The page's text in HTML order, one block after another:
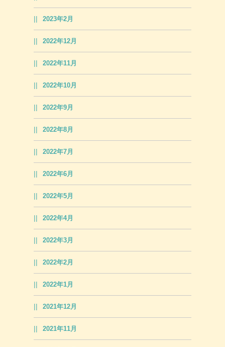
2023年2月
2022年12月
2022年11月
2022年10月
2022年9月
2022年8月
2022年7月
2022年6月
2022年5月
2022年4月
2022年3月
2022年2月
2022年1月
2021年12月
2021年11月